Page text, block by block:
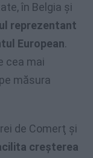
în Belgia şi
reprezentant
European.
cea mai
măsura
de Comerţ şi
creşterea